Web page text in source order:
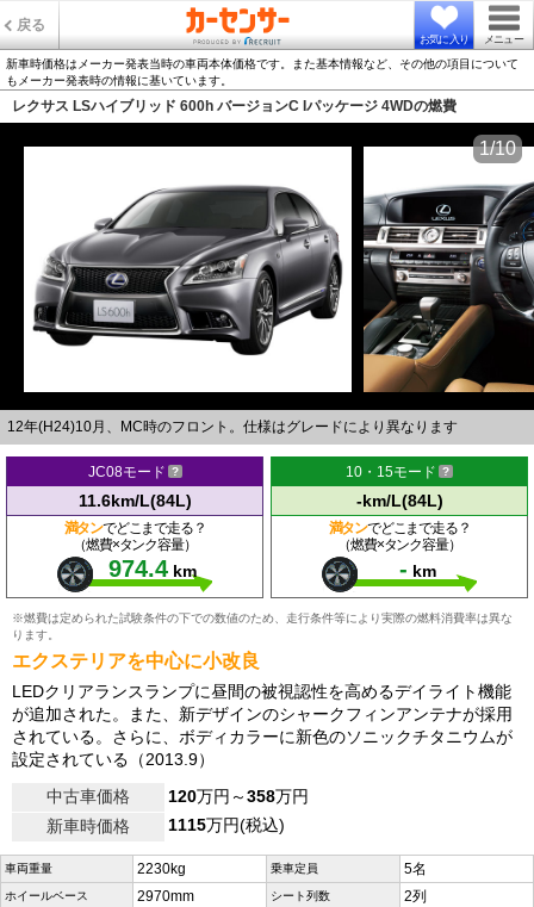
戻る
お気に入り メニュー
新車時価格はメーカー発表当時の車両本体価格です。また基本情報など、その他の項目について
もメーカー発表時の情報に基いています。
レクサス LSハイブリッド 600h バージョンC Iパッケージ 4WDの燃費
12年(H24)10月、MC時のフロント。仕様はグレードにより異なります
1/10
JC08モード
11.6km/L(84L)
満タンでどこまで走る？
（燃費×タンク容量）
974.4 km
10・15モード
-km/L(84L)
満タンでどこまで走る？
（燃費×タンク容量）
- km
※燃費は定められた試験条件の下での数値のため、走行条件等により実際の燃料消費率は異な
ります。
エクステリアを中心に小改良
LEDクリアランスランプに昼間の被視認性を高めるデイライト機能
が追加された。また、新デザインのシャークフィンアンテナが採用
されている。さらに、ボディカラーに新色のソニックチタニウムが
設定されている（2013.9）
中古車価格
120万円～358万円
新車時価格
1115万円(税込)
車両重量 2230kg 乗車定員 5名
ホイールベース 2970mm シート列数 2列